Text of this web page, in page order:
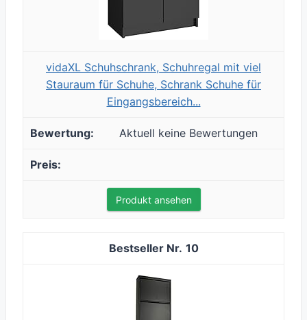
vidaXL Schuhschrank, Schuhregal mit viel
Stauraum für Schuhe, Schrank Schuhe für
Eingangsbereich...
Aktuell keine Bewertungen
Produkt ansehen
10